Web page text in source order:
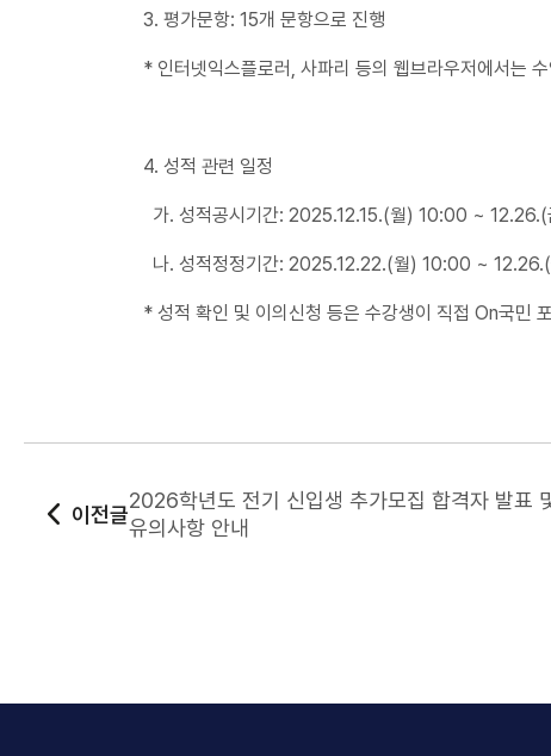
3. 평가문항: 15개 문항으로 진행
* 인터넷익스플로러, 사파리 등의 웹브라우저에서는
4. 성적 관련 일정
가. 성적공시기간: 2025.12.15.(월) 10:00 ~
나. 성적정정기간: 2025.12.22.(월) 10:00 ~
* 성적 확인 및 이의신청 등은 수강생이 직접 On국민
이전글
2026학년도 전기 신입생 추가모집 합격자 발표
유의사항 안내